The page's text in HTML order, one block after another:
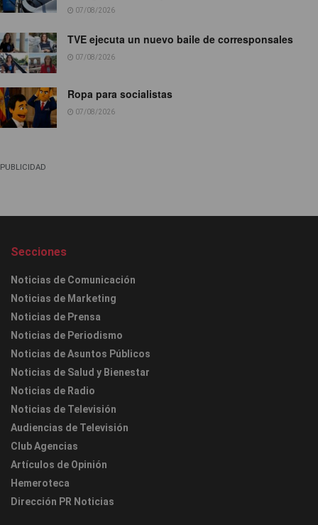
07/08/2026
TVE ejecuta un nuevo baile de corresponsales
07/08/2026
Ropa para socialistas
07/08/2026
PUBLICIDAD
Secciones
Noticias de Comunicación
Noticias de Marketing
Noticias de Prensa
Noticias de Periodismo
Noticias de Asuntos Públicos
Noticias de Salud y Bienestar
Noticias de Radio
Noticias de Televisión
Audiencias de Televisión
Club Agencias
Artículos de Opinión
Hemeroteca
Dirección PR Noticias